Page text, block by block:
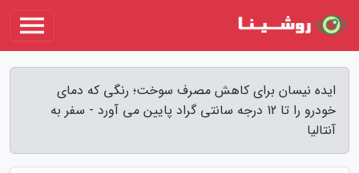
ایده نیسان برای کاهش مصرف سوخت؛ رنگی که دمای
خودرو را تا 12 درجه سانتی گراد پایین می آورد - سفر به
آنتالیا